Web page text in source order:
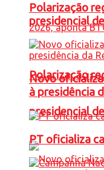
Polarização
presidencial
Polarização
presidencial
Novo
à presidência
PT oficializa